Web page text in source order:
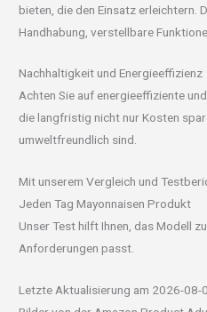
bieten, die den Einsatz erleichtern.
Handhabung, verstellbare
Nachhaltigkeit und Energieeffizienz
Achten Sie auf energieeffiziente
die langfristig nicht nur Kosten
umweltfreundlich sind.
Mit unserem Vergleich und
Jeden Tag Mayonnaisen Produkt
Unser Test hilft Ihnen, das Modell
Anforderungen passt.
Letzte Aktualisierung am 2026-